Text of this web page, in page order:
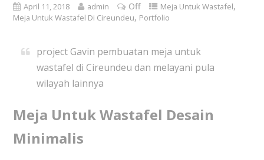
April 11, 2018 admin Off Meja Untuk Wastafel,
Meja Untuk Wastafel Di Cireundeu, Portfolio
project Gavin pembuatan meja untuk
wastafel di Cireundeu dan melayani pula
wilayah lainnya
Meja Untuk Wastafel Desain
Minimalis